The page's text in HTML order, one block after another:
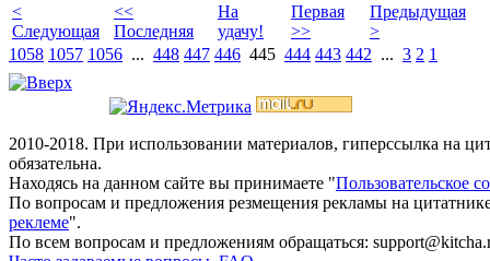
<
Следующая
<<
Последняя
На
удачу!
Первая
>>
Предыдущая
>
1058 1057 1056 ... 448 447 446 445 444 443 442 ... 3 2 1
2010-2018. При использовании материалов, гиперссылка на
обязательна.
Находясь на данном сайте вы принимаете "Пользовательское
По вопросам и предложения резмещения рекламы на
реклеме".
По всем вопросам и предложениям обращаться: